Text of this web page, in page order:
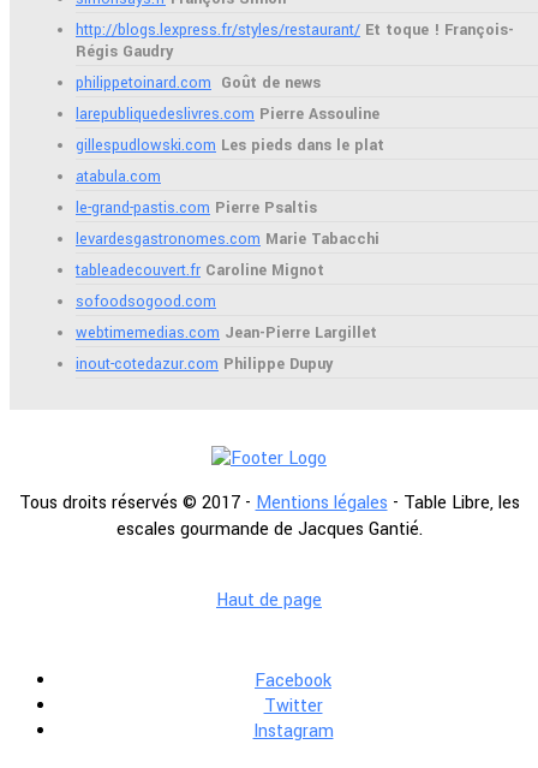
http://blogs.lexpress.fr/styles/restaurant/ Et toque ! François-
Régis Gaudry
philippetoinard.com Goût de news
larepubliquedeslivres.com Pierre Assouline
gillespudlowski.com Les pieds dans le plat
atabula.com
le-grand-pastis.com Pierre Psaltis
levardesgastronomes.com Marie Tabacchi
tableadecouvert.fr Caroline Mignot
sofoodsogood.com
webtimemedias.com Jean-Pierre Largillet
inout-cotedazur.com Philippe Dupuy
Tous droits réservés © 2017 - Mentions légales - Table Libre, les
escales gourmande de Jacques Gantié.
Haut de page
Facebook
Twitter
Instagram